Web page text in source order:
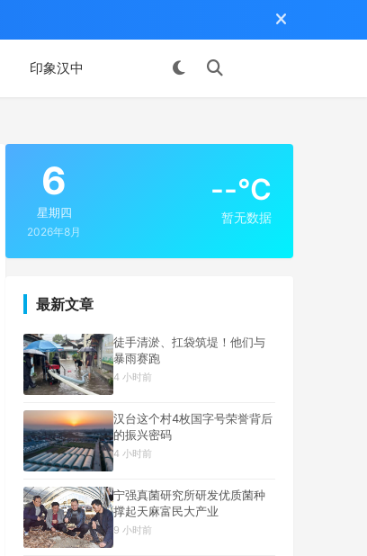
印象汉中
6
星期四
2026年8月
--°C
暂无数据
最新文章
徒手清淤、扛袋筑堤！他们与
暴雨赛跑
4 小时前
汉台这个村4枚国字号荣誉背后
的振兴密码
4 小时前
宁强真菌研究所研发优质菌种
撑起天麻富民大产业
9 小时前